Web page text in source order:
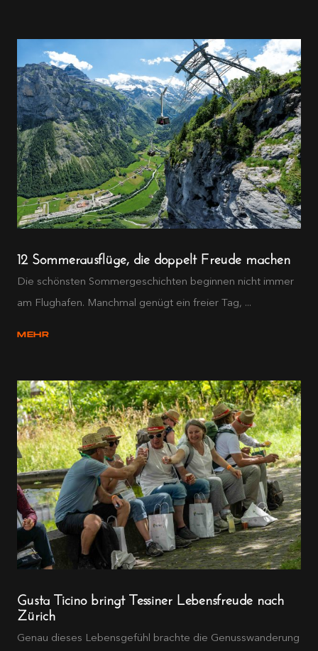
12 Sommerausflüge, die doppelt Freude machen
Die schönsten Sommergeschichten beginnen nicht immer
am Flughafen. Manchmal genügt ein freier Tag, ...
MEHR
Gusta Ticino bringt Tessiner Lebensfreude nach
Zürich
Genau dieses Lebensgefühl brachte die Genusswanderung